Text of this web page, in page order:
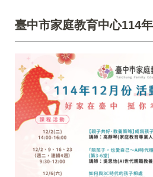
臺中市家庭教育中心114